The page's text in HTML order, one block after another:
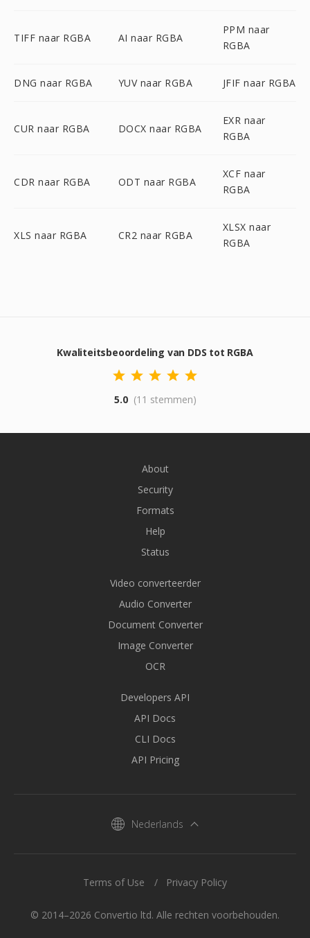
TIFF naar RGBA AI naar RGBA
PPM naar
RGBA
DNG naar RGBA YUV naar RGBA JFIF naar RGBA
CUR naar RGBA DOCX naar RGBA
EXR naar
RGBA
CDR naar RGBA ODT naar RGBA
XCF naar
RGBA
XLS naar RGBA CR2 naar RGBA
XLSX naar
RGBA
Kwaliteitsbeoordeling van DDS tot RGBA
5.0 (11 stemmen)
About
Security
Formats
Help
Status
Video converteerder
Audio Converter
Document Converter
Image Converter
OCR
Developers API
API Docs
CLI Docs
API Pricing
Nederlands
© 2014–2026 Convertio ltd. Alle rechten voorbehouden.
Terms of Use Privacy Policy